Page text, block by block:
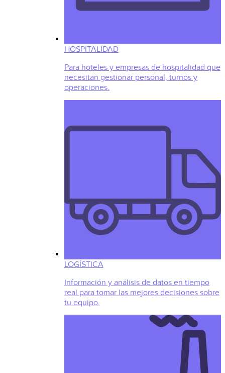
HOSPITALIDAD
Para hoteles y empresas de hospitalidad que
necesitan gestionar personal, turnos y
operaciones.
LOGÍSTICA
Información y análisis de datos en tiempo
real para tomar las mejores decisiones sobre
tu equipo.